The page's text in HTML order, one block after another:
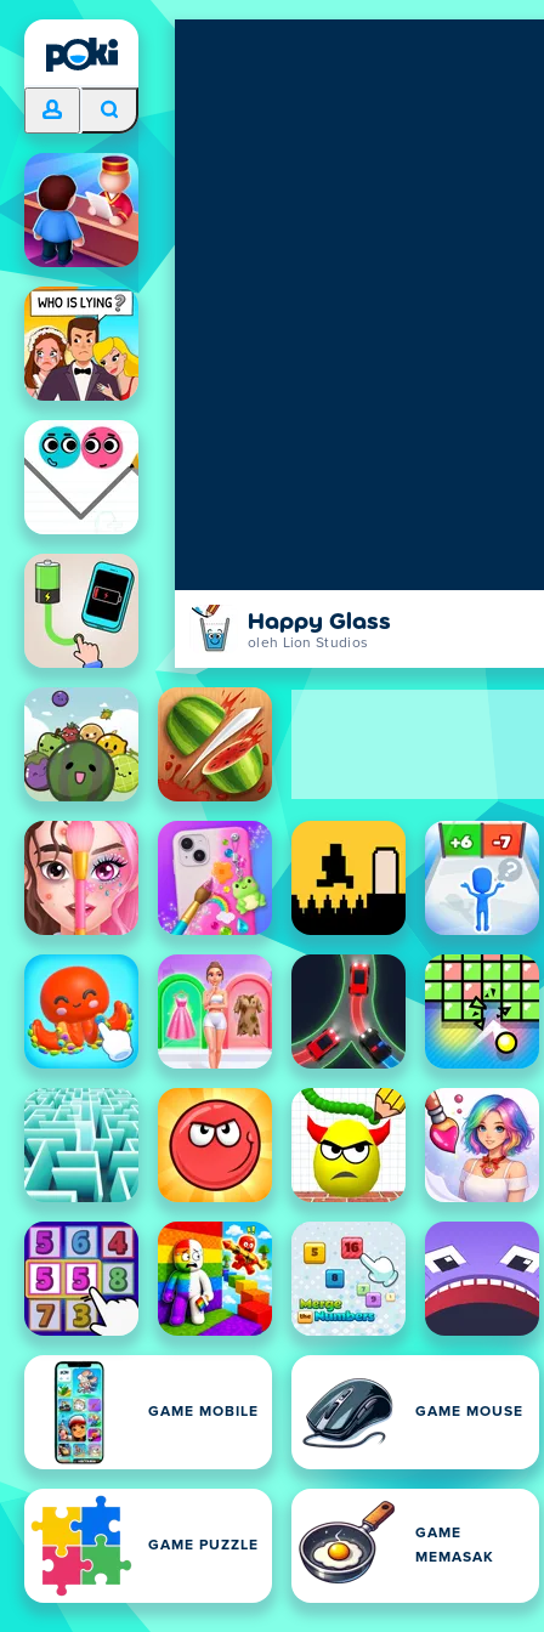
Happy Glass
oleh Lion Studios
GAME MOBILE GAME MOUSE
GAME PUZZLE
GAME
MEMASAK